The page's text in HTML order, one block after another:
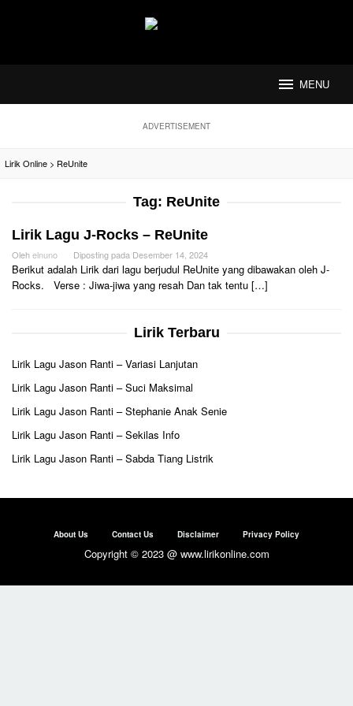
MENU
ADVERTISEMENT
Lirik Online > ReUnite
Tag: ReUnite
Lirik Lagu J-Rocks – ReUnite
Olehelnuno Diposting pada Desember 14, 2024
Berikut adalah Lirik dari lagu berjudul ReUnite yang dibawakan oleh J-
Rocks. Verse : Jiwa-jiwa yang resah Dan tak tentu […]
Lirik Terbaru
Lirik Lagu Jason Ranti – Variasi Lanjutan
Lirik Lagu Jason Ranti – Suci Maksimal
Lirik Lagu Jason Ranti – Stephanie Anak Senie
Lirik Lagu Jason Ranti – Sekilas Info
Lirik Lagu Jason Ranti – Sabda Tiang Listrik
About Us Contact Us Disclaimer Privacy Policy
Copyright © 2023 @ www.lirikonline.com